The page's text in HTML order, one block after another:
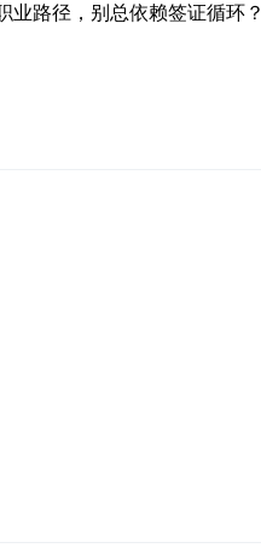
业路径，别总依赖签证循环？